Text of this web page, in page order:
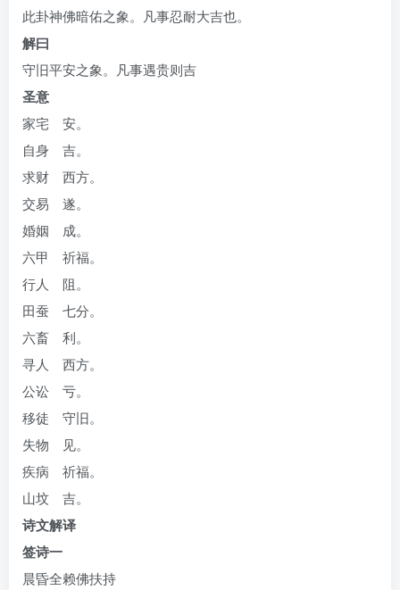
此卦神佛暗佑之象。凡事忍耐大吉也。
解曰
守旧平安之象。凡事遇贵则吉
圣意
家宅 安。
自身 吉。
求财 西方。
交易 遂。
婚姻 成。
六甲 祈福。
行人 阻。
田蚕 七分。
六畜 利。
寻人 西方。
公讼 亏。
移徒 守旧。
失物 见。
疾病 祈福。
山坟 吉。
诗文解译
签诗一
晨昏全赖佛扶持